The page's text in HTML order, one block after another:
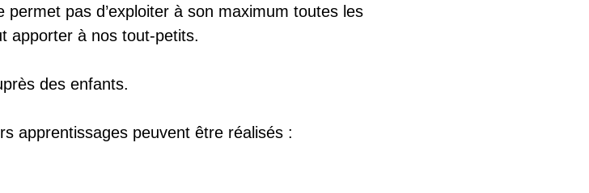
pas d’exploiter à son maximum toutes les
apporter à nos tout-petits.
des enfants.
apprentissages peuvent être réalisés :